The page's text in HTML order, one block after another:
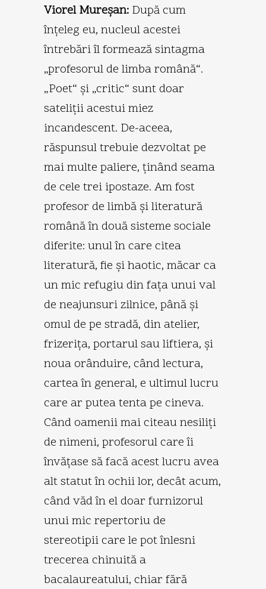
Viorel Mureşan: După cum
înţeleg eu, nucleul acestei
întrebări îl formează sintagma
„profesorul de limba română“.
„Poet“ şi „critic“ sunt doar
sateliţii acestui miez
incandescent. De-aceea,
răspunsul trebuie dezvoltat pe
mai multe paliere, ţinând seama
de cele trei ipostaze. Am fost
profesor de limbă şi literatură
română în două sisteme sociale
diferite: unul în care citea
literatură, fie şi haotic, măcar ca
un mic refugiu din faţa unui val
de neajunsuri zilnice, până şi
omul de pe stradă, din atelier,
frizeriţa, portarul sau liftiera, şi
noua orânduire, când lectura,
cartea în general, e ultimul lucru
care ar putea tenta pe cineva.
Când oamenii mai citeau nesiliţi
de nimeni, profesorul care îi
învăţase să facă acest lucru avea
alt statut în ochii lor, decât acum,
când văd în el doar furnizorul
unui mic repertoriu de
stereotipii care le pot înlesni
trecerea chinuită a
bacalaureatului, chiar fără